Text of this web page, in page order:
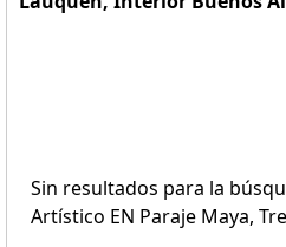
Sin resultados para la
Artístico EN Paraje Maya,